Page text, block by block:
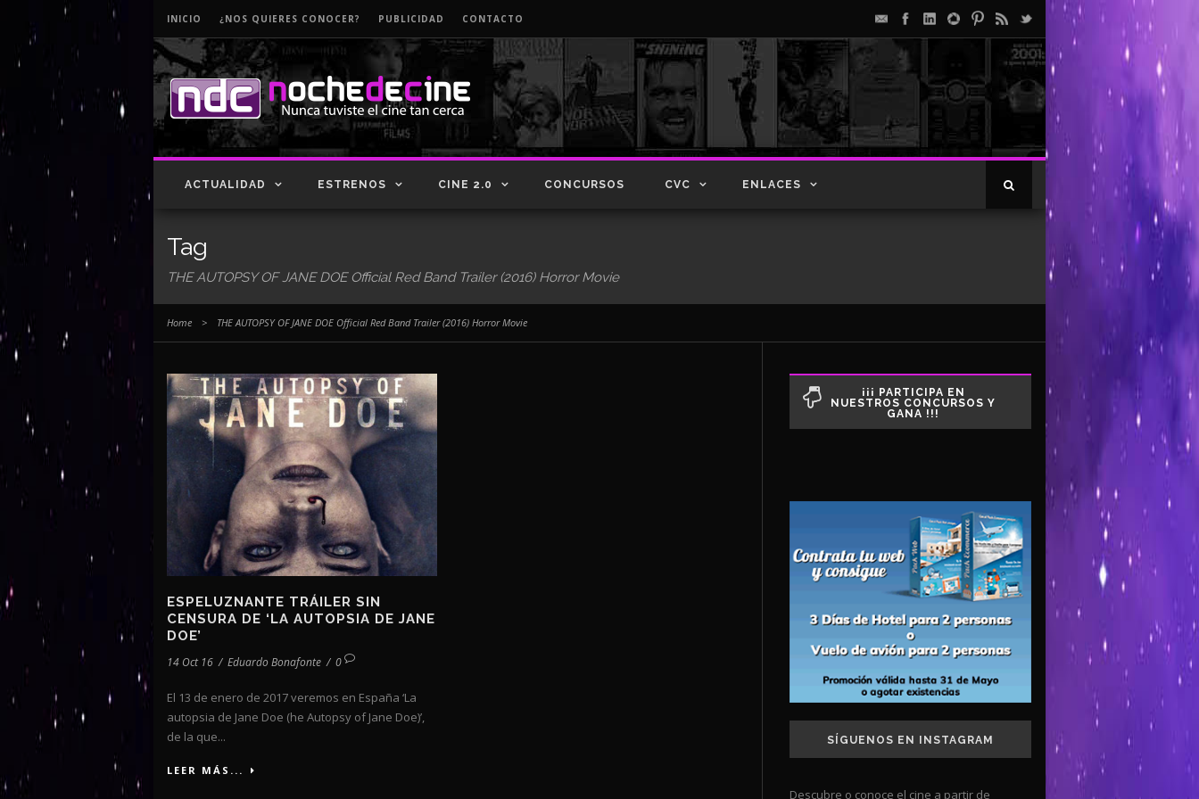
INICIO ¿NOS QUIERES CONOCER? PUBLICIDAD CONTACTO
ACTUALIDAD ESTRENOS CINE 2.0 CONCURSOS CVC ENLACES
Tag
THE AUTOPSY OF JANE DOE Official Red Band Trailer (2016) Horror Movie
Home > THE AUTOPSY OF JANE DOE Official Red Band Trailer (2016) Horror Movie
ESPELUZNANTE TRÁILER SIN
CENSURA DE ‘LA AUTOPSIA DE JANE
DOE’
14 Oct 16 / Eduardo Bonafonte / 0
El 13 de enero de 2017 veremos en España ‘La
autopsia de Jane Doe (he Autopsy of Jane Doe)’,
de la que...
LEER MÁS...
¡¡¡ PARTICIPA EN
NUESTROS CONCURSOS Y
GANA !!!
SÍGUENOS EN INSTAGRAM
Descubre o conoce el cine a partir de